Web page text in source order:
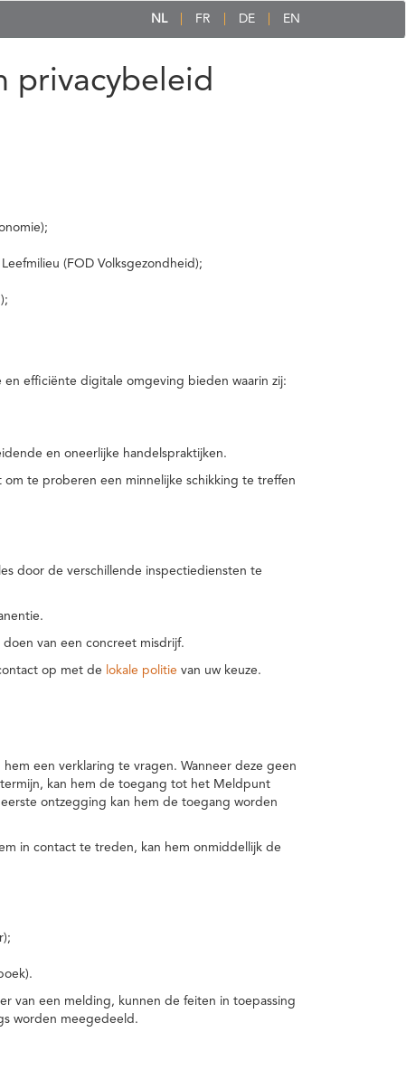
NL FR DE EN
privacybeleid
(FOD Volksgezondheid);
efficiënte digitale omgeving bieden waarin zij:
en oneerlijke handelspraktijken.
te proberen een minnelijke schikking te treffen
door de verschillende inspectiediensten te
van een concreet misdrijf.
op met de lokale politie van uw keuze.
een verklaring te vragen. Wanneer deze geen
kan hem de toegang tot het Meldpunt
ontzegging kan hem de toegang worden
in contact te treden, kan hem onmiddellijk de
van een melding, kunnen de feiten in toepassing
worden meegedeeld.